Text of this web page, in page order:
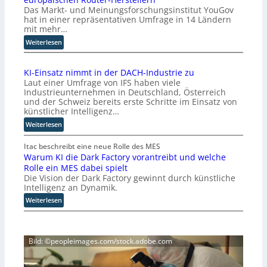
n
t
w
i
c
l
e
r
b
e
f
ü
r
c
h
t
e
n
K
n
t
r
Das Markt- und Meinungsforschungsinstitut YouGov
hat in einer repräsentativen Umfrage in 14 Ländern
mit mehr…
Weiterlesen:
S
u
d
i
e
z
e
i
g
t
M
i
s
s
t
a
u
e
KI-Einsatz nimmt in der DACH-Industrie zu
Laut einer Umfrage von IFS haben viele
Industrieunternehmen in Deutschland, Österreich
und der Schweiz bereits erste Schritte im Einsatz von
künstlicher Intelligenz…
Weiterlesen:
K
I
-
E
i
n
s
a
n
m
Itac beschreibt eine neue Rolle des MES
Warum KI die Dark Factory vorantreibt und welche
Rolle ein MES dabei spielt
Die Vision der Dark Factory gewinnt durch künstliche
Intelligenz an Dynamik.
Weiterlesen:
W
u
K
Bild: ©peopleimages.com/stock.adobe.com